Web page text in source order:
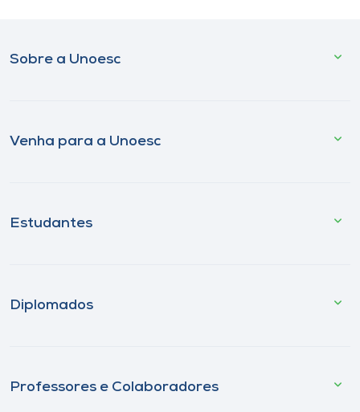
Sobre a Unoesc
Venha para a Unoesc
Estudantes
Diplomados
Professores e Colaboradores